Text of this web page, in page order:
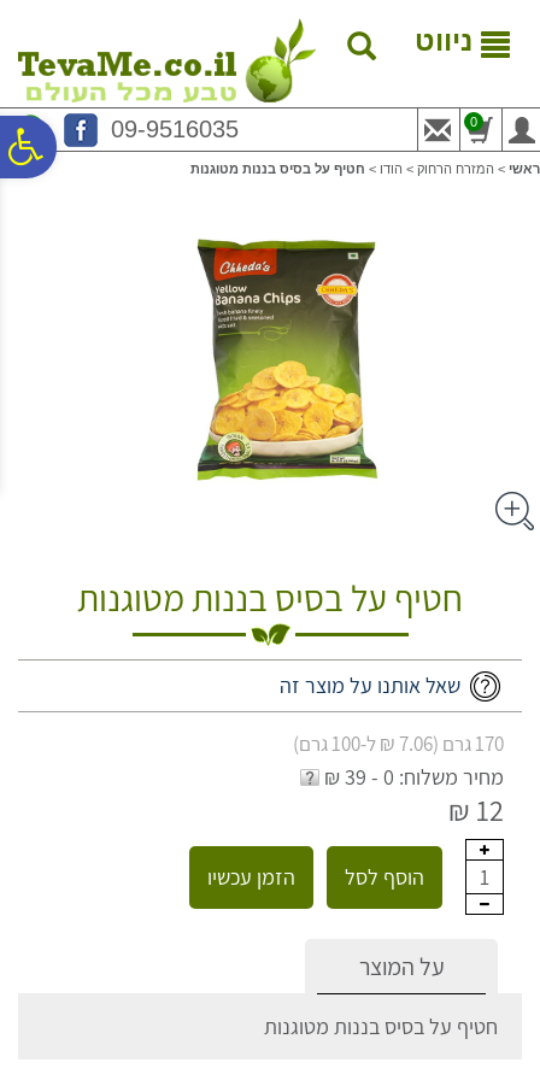
נגישות
המרכזי
ניווט
09-9516035 0
ראשי > המזרח הרחוק > הודו > חטיף על בסיס בננות מטוגנות
חטיף על בסיס בננות מטוגנות
שאל אותנו על מוצר זה
170 גרם (7.06 ₪ ל-100 גרם)
מחיר משלוח: 0 - 39 ₪
12 ₪
1 הוסף לסל הזמן עכשיו
על המוצר
חטיף על בסיס בננות מטוגנות